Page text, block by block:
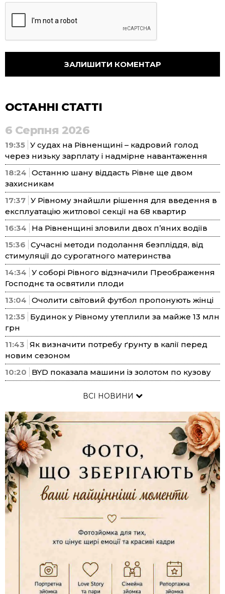
ОСТАННІ СТАТТІ
6 Серпня 2026
19:35 У судах на Рівненщині – кадровий голод
через низьку зарплату і надмірне навантаження
18:24 Останню шану віддасть Рівне ще двом
захисникам
17:37 У Рівному знайшли рішення для введення в
експлуатацію житлової секції на 68 квартир
16:34
На Рівненщині зловили двох п’яних водіїв
15:36 Сучасні методи подолання безпліддя, від
стимуляції до сурогатного материнства
14:34 У соборі Рівного відзначили Преображення
Господнє та освятили плоди
13:04 Очолити світовий футбол пропонують жінці
12:35 Будинок у Рівному утеплили за майже 13 млн
грн
11:43 Як визначити потребу ґрунту в калії перед
новим сезоном
10:20
BYD показала машини із золотом по кузову
ВСІ НОВИНИ